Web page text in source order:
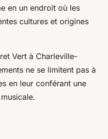
en un endroit où les
cultures et origines
Vert à Charleville-
ne se limitent pas à
en leur conférant une